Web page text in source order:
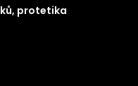
protetika